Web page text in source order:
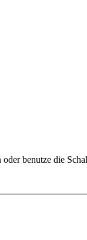
benutze die